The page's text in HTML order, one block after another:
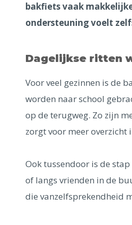
bakfiets vaak
ondersteuning voelt
Dagelijkse ritten
Voor veel gezinnen is de
worden naar school
op de terugweg. Zo zijn
zorgt voor meer overzicht
Ook tussendoor is de
of langs vrienden in de
die vanzelfsprekendheid